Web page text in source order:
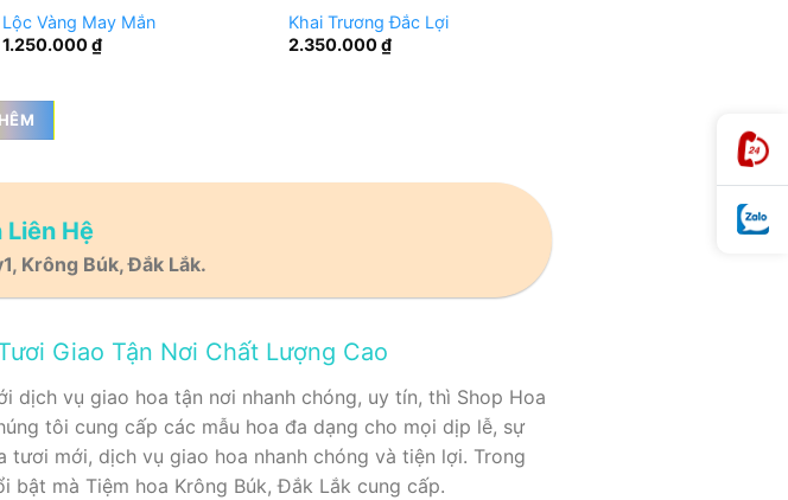
Lộc Vàng May Mắn
1.250.000₫
Khai Trương Đắc Lợi
2.350.000₫
Liên Hệ
Krông Búk, Đắk Lắk.
Giao Tận Nơi Chất Lượng Cao
vụ giao hoa tận nơi nhanh chóng, uy tín, thì Shop Hoa
tôi cung cấp các mẫu hoa đa dạng cho mọi dịp lễ, sự
mới, dịch vụ giao hoa nhanh chóng và tiện lợi. Trong
bật mà Tiệm hoa Krông Búk, Đắk Lắk cung cấp.